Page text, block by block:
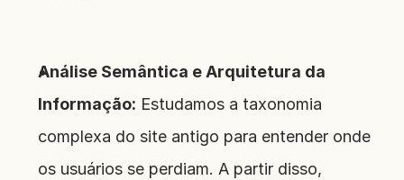
Análise Semântica e Arquitetura da
Informação: Estudamos a taxonomia
complexa do site antigo para entender onde
os usuários se perdiam. A partir disso,